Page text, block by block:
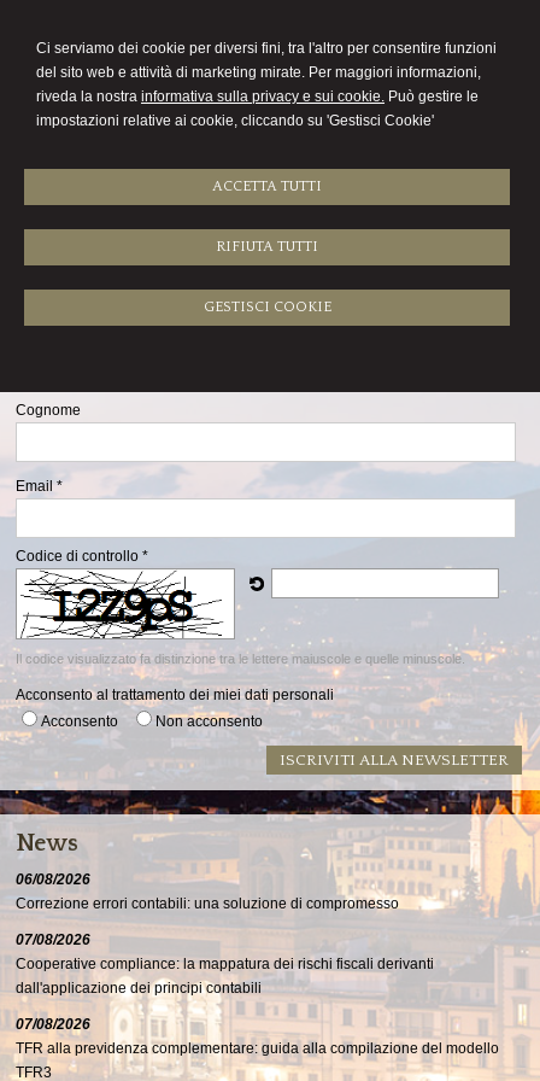
Ci serviamo dei cookie per diversi fini, tra l'altro per consentire funzioni
del sito web e attività di marketing mirate. Per maggiori informazioni,
riveda la nostra informativa sulla privacy e sui cookie. Può gestire le
impostazioni relative ai cookie, cliccando su 'Gestisci Cookie'
ACCETTA TUTTI
RIFIUTA TUTTI
GESTISCI COOKIE
SUSANNA GIURIATTI
Menu
Newsletter
Compila il form per iscriverti alla nostra newsletter
Cognome
Email *
Codice di controllo *
Il codice visualizzato fa distinzione tra le lettere maiuscole e quelle minuscole.
Acconsento al trattamento dei miei dati personali
Acconsento
Non acconsento
News
06/08/2026
Correzione errori contabili: una soluzione di compromesso
07/08/2026
Cooperative compliance: la mappatura dei rischi fiscali derivanti
dall'applicazione dei principi contabili
07/08/2026
TFR alla previdenza complementare: guida alla compilazione del modello
TFR3